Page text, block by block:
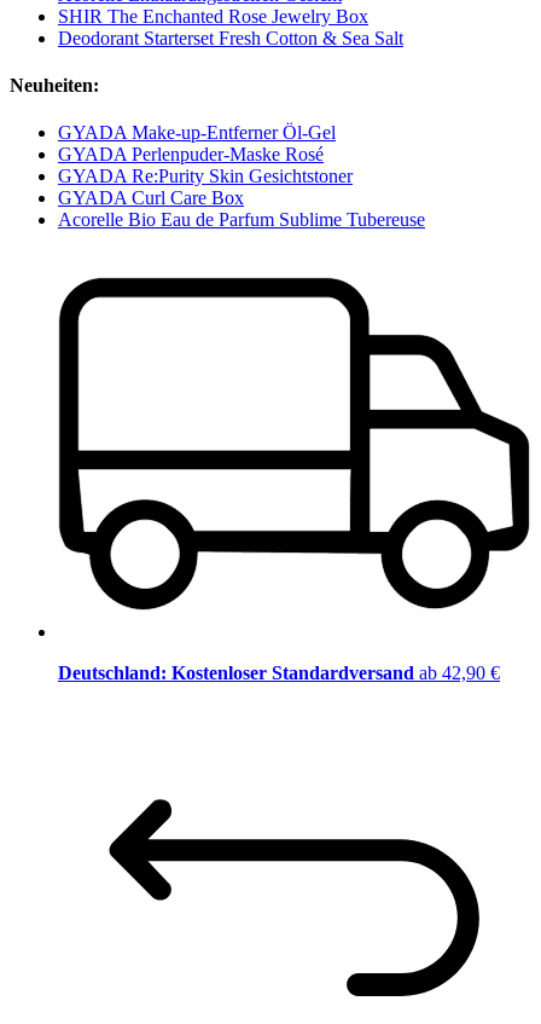
SHIR The Enchanted Rose Jewelry Box
Deodorant Starterset Fresh Cotton & Sea Salt
Neuheiten:
GYADA Make-up-Entferner Öl-Gel
GYADA Perlenpuder-Maske Rosé
GYADA Re:Purity Skin Gesichtstoner
GYADA Curl Care Box
Acorelle Bio Eau de Parfum Sublime Tubereuse
Deutschland: Kostenloser Standardversand ab 42,90 €